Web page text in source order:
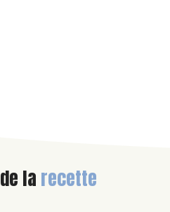
de la recette